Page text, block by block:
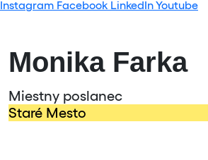
Instagram Facebook LinkedInYoutube
Monika Farka
Miestny poslanec
Staré Mesto